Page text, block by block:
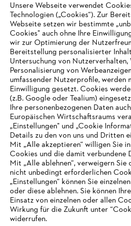
Der STIHL
IHR BROWSER WIRD
UNTERSTÜTZT
Unsere Webseite verwendet
Technologien („Cookies“). Zur
Webseite setzen wir bestimmte
Cookies" auch ohne Ihre
wir zur Optimierung der
Bereitstellung personalisierter
Untersuchung von
Personalisierung von
umfassender Nutzerprofile, werden
Einwilligung gesetzt. Cookies
(z.B. Google oder Tealium)
Ihre personenbezogenen Daten
Europäischen Wirtschaftsraums
„Einstellungen" und „Cookie
Details zu den von uns und Dritten
Mit „Alle akzeptieren“ willigen Sie
Cookies und die damit verbundene
Mit „Alle ablehnen“, verweigern Sie
nicht unbedingt erforderlichen
„Einstellungen“ können Sie
oder diese ablehnen. Sie können
Einsatz von einzelnen oder allen
Wirkung für die Zukunft unter
widerrufen.